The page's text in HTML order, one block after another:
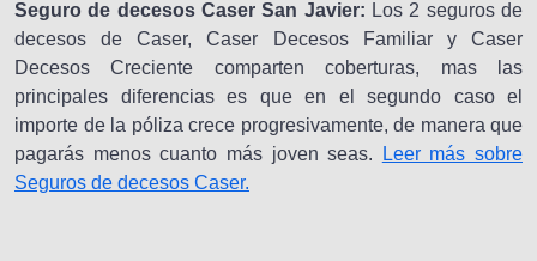
Seguro de decesos Caser San Javier: Los 2 seguros de
decesos de Caser, Caser Decesos Familiar y Caser
Decesos Creciente comparten coberturas, mas las
principales diferencias es que en el segundo caso el
importe de la póliza crece progresivamente, de manera que
pagarás menos cuanto más joven seas.
Leer más sobre
Seguros de decesos Caser.